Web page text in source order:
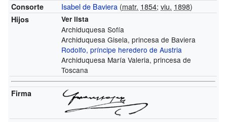
Consorte Isabel de Baviera (matr. 1854;viu. 1898)
Hijos Ver lista
Archiduquesa Sofía
Archiduquesa Gisela, princesa de Baviera
Rodolfo, príncipe heredero de Austria
Archiduquesa María Valeria, princesa de
Toscana
Firma